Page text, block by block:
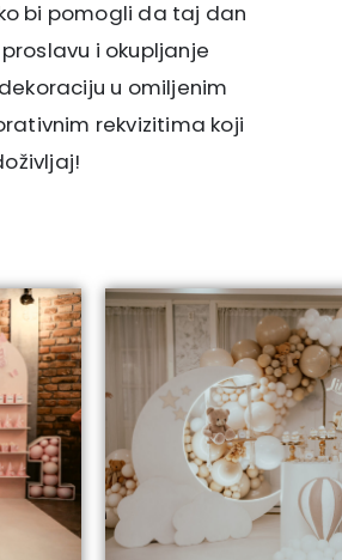
bi pomogli da taj dan
i okupljanje
u omiljenim
rekvizitima koji